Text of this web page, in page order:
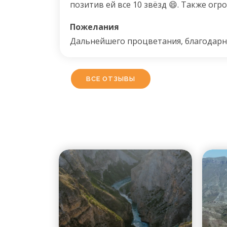
позитив ей все 10 звёзд 😄. Также
колесом на нашей экскурсии это не
устранил проблему пока мы
Пожелания
Дальнейшего процветания,
ВСЕ ОТЗЫВЫ